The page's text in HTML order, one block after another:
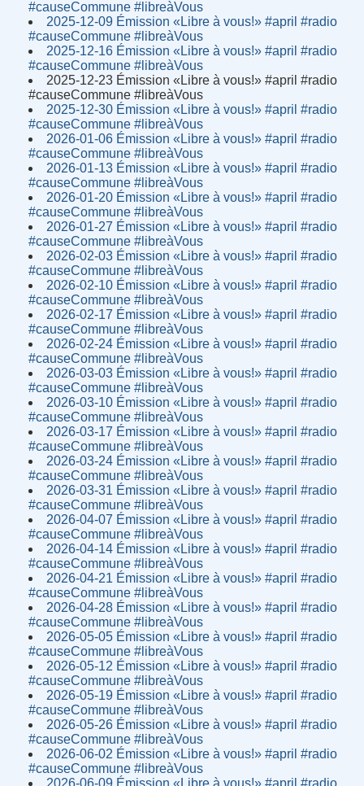
#causeCommune #libreàVous
2025-12-09 Émission «Libre à vous!» #april #radio
#causeCommune #libreàVous
2025-12-16 Émission «Libre à vous!» #april #radio
#causeCommune #libreàVous
2025-12-23 Émission «Libre à vous!» #april #radio
#causeCommune #libreàVous
2025-12-30 Émission «Libre à vous!» #april #radio
#causeCommune #libreàVous
2026-01-06 Émission «Libre à vous!» #april #radio
#causeCommune #libreàVous
2026-01-13 Émission «Libre à vous!» #april #radio
#causeCommune #libreàVous
2026-01-20 Émission «Libre à vous!» #april #radio
#causeCommune #libreàVous
2026-01-27 Émission «Libre à vous!» #april #radio
#causeCommune #libreàVous
2026-02-03 Émission «Libre à vous!» #april #radio
#causeCommune #libreàVous
2026-02-10 Émission «Libre à vous!» #april #radio
#causeCommune #libreàVous
2026-02-17 Émission «Libre à vous!» #april #radio
#causeCommune #libreàVous
2026-02-24 Émission «Libre à vous!» #april #radio
#causeCommune #libreàVous
2026-03-03 Émission «Libre à vous!» #april #radio
#causeCommune #libreàVous
2026-03-10 Émission «Libre à vous!» #april #radio
#causeCommune #libreàVous
2026-03-17 Émission «Libre à vous!» #april #radio
#causeCommune #libreàVous
2026-03-24 Émission «Libre à vous!» #april #radio
#causeCommune #libreàVous
2026-03-31 Émission «Libre à vous!» #april #radio
#causeCommune #libreàVous
2026-04-07 Émission «Libre à vous!» #april #radio
#causeCommune #libreàVous
2026-04-14 Émission «Libre à vous!» #april #radio
#causeCommune #libreàVous
2026-04-21 Émission «Libre à vous!» #april #radio
#causeCommune #libreàVous
2026-04-28 Émission «Libre à vous!» #april #radio
#causeCommune #libreàVous
2026-05-05 Émission «Libre à vous!» #april #radio
#causeCommune #libreàVous
2026-05-12 Émission «Libre à vous!» #april #radio
#causeCommune #libreàVous
2026-05-19 Émission «Libre à vous!» #april #radio
#causeCommune #libreàVous
2026-05-26 Émission «Libre à vous!» #april #radio
#causeCommune #libreàVous
2026-06-02 Émission «Libre à vous!» #april #radio
#causeCommune #libreàVous
2026-06-09 Émission «Libre à vous!» #april #radio